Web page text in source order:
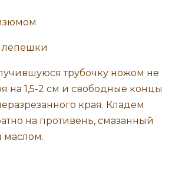
трубочку ножом не
на 1,5-2 см и свободные концы
края. Кладем
на противень, смазанный
маслом.